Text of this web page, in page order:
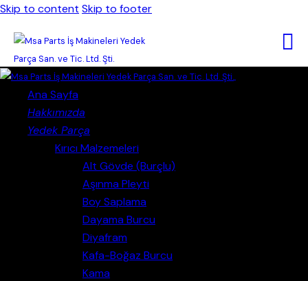
Skip to content Skip to footer
Ana Sayfa
Hakkımızda
Yedek Parça
Kırıcı Malzemeleri
Alt Gövde (Burçlu)
Aşınma Pleyti
Boy Saplama
Dayama Burcu
Diyafram
Kafa-Boğaz Burcu
Kama